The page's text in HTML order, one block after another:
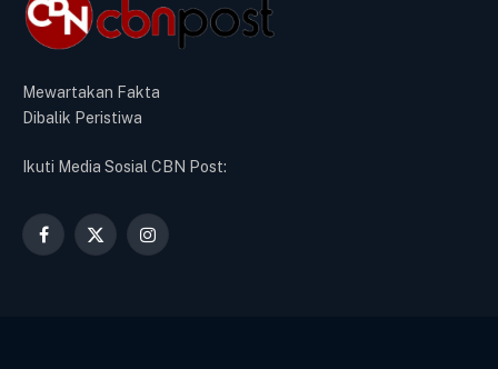
Mewartakan Fakta
Dibalik Peristiwa
Ikuti Media Sosial CBN Post:
Facebook
X
Instagram